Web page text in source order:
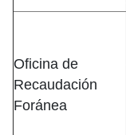
Oficina de
Recaudación
Foránea